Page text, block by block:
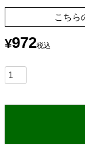
こちら
¥972税込